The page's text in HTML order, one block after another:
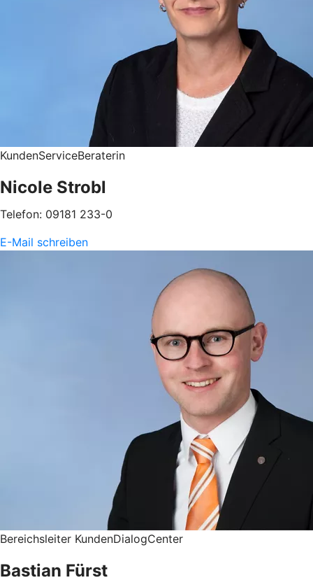
KundenServiceBeraterin
Nicole Strobl
Telefon: 09181 233-0
E-Mail schreiben
Bereichsleiter KundenDialogCenter
Bastian Fürst